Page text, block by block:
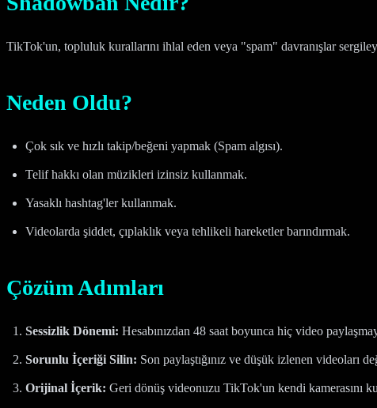
TikTok'un, topluluk kurallarını ihlal eden veya "spam" davranışlar
Neden Oldu?
Çok sık ve hızlı takip/beğeni yapmak (Spam algısı).
Telif hakkı olan müzikleri izinsiz kullanmak.
Yasaklı hashtag'ler kullanmak.
Videolarda şiddet, çıplaklık veya tehlikeli hareketler barındırmak.
Çözüm Adımları
Sessizlik Dönemi: Hesabınızdan 48 saat boyunca hiç video
Sorunlu İçeriği Silin: Son paylaştığınız ve düşük izlenen videoları
Orijinal İçerik: Geri dönüş videonuzu TikTok'un kendi kamerasını